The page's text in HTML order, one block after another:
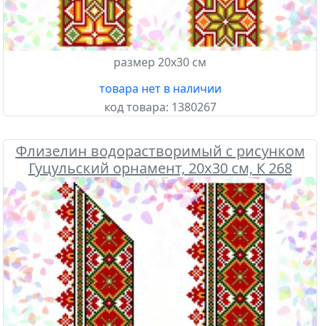
размер 20х30 см
товара нет в наличии
код товара: 1380267
Флизелин водорастворимый с рисунком
Гуцульский орнамент, 20х30 см, К 268
Confetti